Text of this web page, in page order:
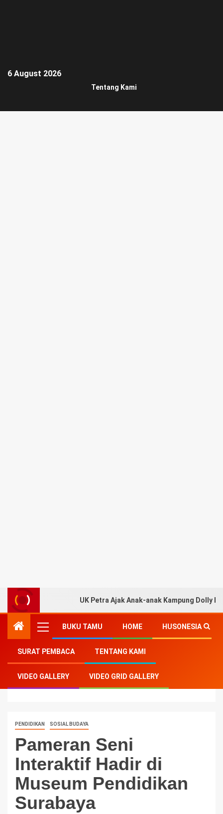
6 August 2026
Tentang Kami
UK Petra Ajak Anak-anak Kampung Dolly
BUKU TAMU HOME HUSONESIA
SURAT PEMBACA TENTANG KAMI
VIDEO GALLERY VIDEO GRID GALLERY
Home-Pendidikan-Pameran Seni Interaktif Hadir di
Museum Pendidikan Surabaya
PENDIDIKAN SOSIAL BUDAYA
Pameran Seni
Interaktif Hadir di
Museum Pendidikan
Surabaya